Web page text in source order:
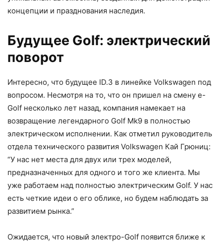
концепции и празднования наследия.
Будущее Golf: электрический
поворот
Интересно, что будущее ID.3 в линейке Volkswagen под
вопросом. Несмотря на то, что он пришел на смену e-
Golf несколько лет назад, компания намекает на
возвращение легендарного Golf Mk9 в полностью
электрическом исполнении. Как отметил руководитель
отдела технического развития Volkswagen Кай Грюниц:
“У нас нет места для двух или трех моделей,
предназначенных для одного и того же клиента. Мы
уже работаем над полностью электрическим Golf. У нас
есть четкие идеи о его облике, но будем наблюдать за
развитием рынка.”
Ожидается, что новый электро-Golf появится ближе к